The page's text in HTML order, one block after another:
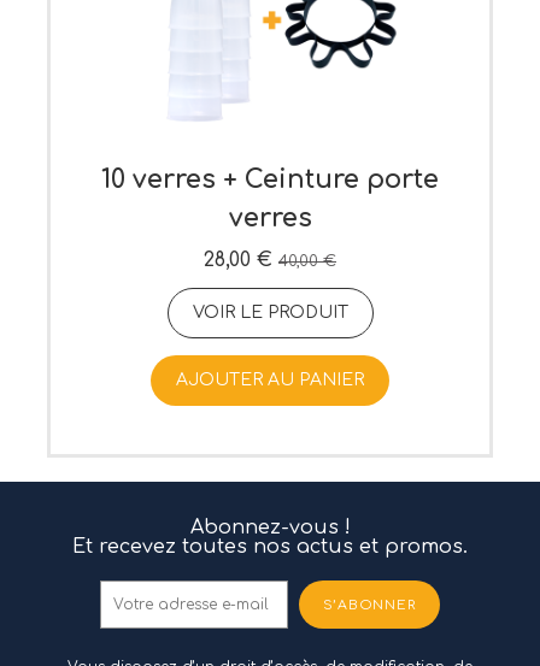
10 verres + Ceinture porte
verres
28,00 € 40,00 €
VOIR LE PRODUIT
AJOUTER AU PANIER
Abonnez-vous !
Et recevez toutes nos actus et promos.
S’ABONNER